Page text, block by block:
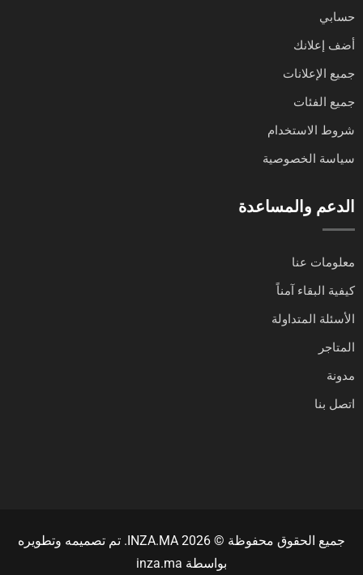
حسابي
أضف إعلانك
جميع الإعلانات
جميع الفئات
شروط الاستخدام
سياسة الخصوصية
الدعم والمساعدة
معلومات عنا
كيفية البقاء آمناً
الأسئلة المتداولة
المتاجر
مدونة
اتصل بنا
جميع الحقوق محفوظة © INZA.MA 2026. تم تصميمه وتطويره
بواسطة inza.ma